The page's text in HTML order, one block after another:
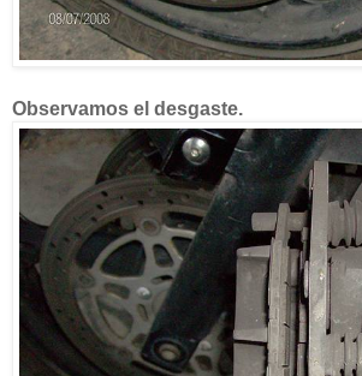
Observamos el desgaste.